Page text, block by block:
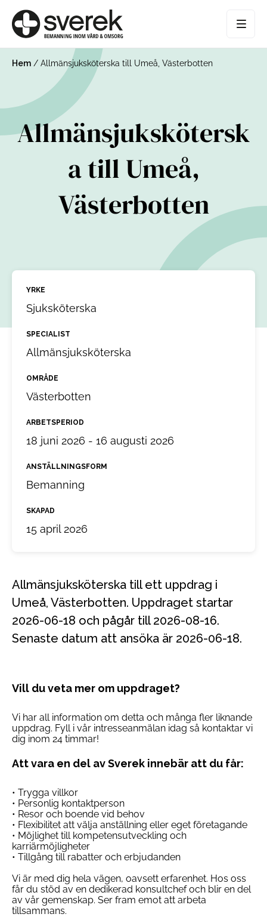
Hem / Allmänsjuksköterska till Umeå, Västerbotten
Allmänsjukskötersk
a till Umeå,
Västerbotten
YRKE
Sjuksköterska
SPECIALIST
Allmänsjuksköterska
OMRÅDE
Västerbotten
ARBETSPERIOD
18 juni 2026 - 16 augusti 2026
ANSTÄLLNINGSFORM
Bemanning
SKAPAD
15 april 2026
Allmänsjuksköterska till ett uppdrag i
Umeå, Västerbotten. Uppdraget startar
2026-06-18 och pågår till 2026-08-16.
Senaste datum att ansöka är 2026-06-18.
Vill du veta mer om uppdraget?
Vi har all information om detta och många fler liknande
uppdrag. Fyll i vår intresseanmälan idag så kontaktar vi
dig inom 24 timmar!
Att vara en del av Sverek innebär att du får:
• Trygga villkor
• Personlig kontaktperson
• Resor och boende vid behov
• Flexibilitet att välja anställning eller eget företagande
• Möjlighet till kompetensutveckling och
karriärmöjligheter
• Tillgång till rabatter och erbjudanden
Vi är med dig hela vägen, oavsett erfarenhet. Hos oss
får du stöd av en dedikerad konsultchef och blir en del
av vår gemenskap. Ser fram emot att arbeta
tillsammans.